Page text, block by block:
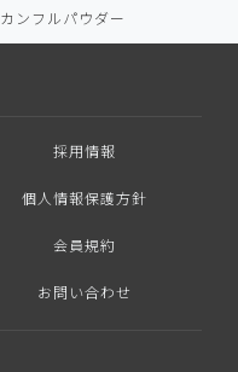
カンフルパウダー
採用情報
個人情報保護方針
会員規約
お問い合わせ